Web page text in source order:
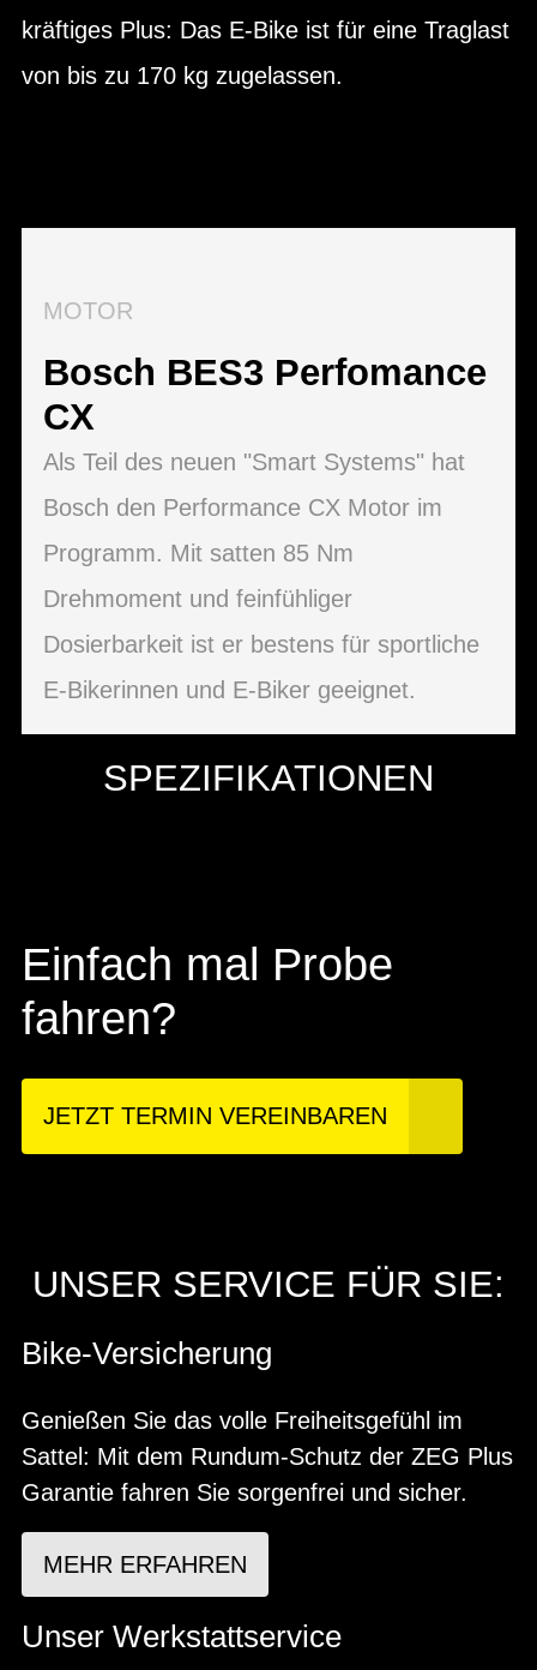
kräftiges Plus: Das E-Bike ist für eine Traglast
von bis zu 170 kg zugelassen.
MOTOR
Bosch BES3 Perfomance
CX
Als Teil des neuen "Smart Systems" hat
Bosch den Performance CX Motor im
Programm. Mit satten 85 Nm
Drehmoment und feinfühliger
Dosierbarkeit ist er bestens für sportliche
E-Bikerinnen und E-Biker geeignet.
SPEZIFIKATIONEN
Einfach mal Probe
fahren?
JETZT TERMIN VEREINBAREN
UNSER SERVICE FÜR SIE:
Bike-Versicherung
Genießen Sie das volle Freiheitsgefühl im
Sattel: Mit dem Rundum-Schutz der ZEG Plus
Garantie fahren Sie sorgenfrei und sicher.
MEHR ERFAHREN
Unser Werkstattservice